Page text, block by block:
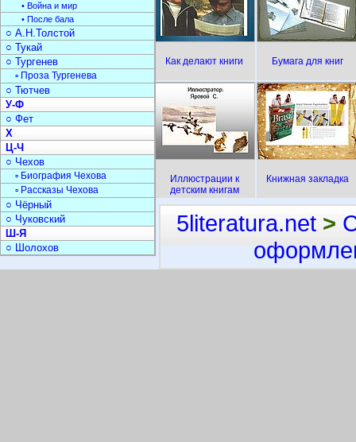
Как делают книги Бумага для книг
Иллюстрации к
детским книгам
Книжная закладка
• Война и мир
• После бала
○ А.Н.Толстой
○ Тукай
○ Тургенев
▫ Проза Тургенева
○ Тютчев
У-Ф
○ Фет
Х
Ц-Ч
○ Чехов
▫ Биография Чехова
▫ Рассказы Чехова
○ Чёрный
○ Чуковский
Ш-Я
○ Шолохов
5literatura.net >